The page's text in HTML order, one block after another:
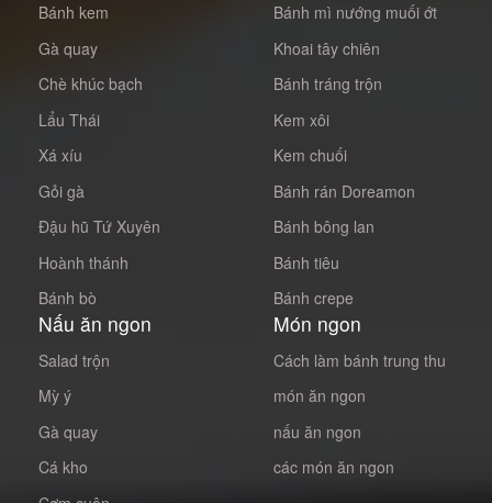
Bánh kem
Gà quay
Chè khúc bạch
Lẩu Thái
Xá xíu
Gỏi gà
Đậu hũ Tứ Xuyên
Hoành thánh
Bánh bò
Bánh mì nướng muối ớt
Khoai tây chiên
Bánh tráng trộn
Kem xôi
Kem chuối
Bánh rán Doreamon
Bánh bông lan
Bánh tiêu
Bánh crepe
Nấu ăn ngon
Salad trộn
Mỳ ý
Gà quay
Cá kho
Món ngon
Cách làm bánh trung thu
món ăn ngon
nấu ăn ngon
các món ăn ngon